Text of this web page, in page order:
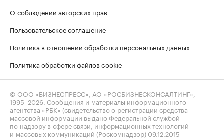
О соблюдении авторских прав
Пользовательское соглашение
Политика в отношении обработки персональных данных
Политика обработки файлов cookie
© ООО «БИЗНЕСПРЕСС», АО «РОСБИЗНЕСКОНСАЛТИНГ»,
1995–2026 . Сообщения и материалы информационного
агентства «РБК» (свидетельство о регистрации средства
массовой информации выдано Федеральной службой
по надзору в сфере связи, информационных технологий
и массовых коммуникаций (Роскомнадзор) 09.12.2015